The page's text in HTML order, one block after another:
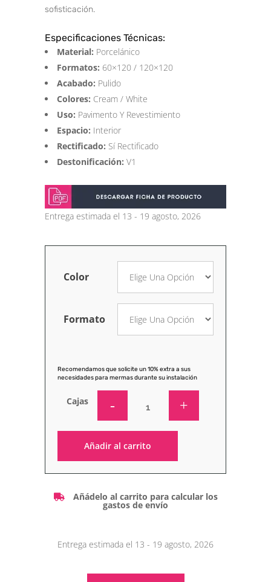
sofisticación.
Especificaciones Técnicas:
Material: Porcelánico
Formatos: 60×120 / 120×120
Acabado: Pulido
Colores: Cream / White
Uso: Pavimento Y Revestimiento
Espacio: Interior
Rectificado: Sí Rectificado
Destonificación: V1
Entrega estimada el 13 - 19 agosto, 2026
Color
Formato
Recomendamos que solicite un 10% extra a sus
necesidades para mermas durante su instalación
Cajas
Añadir al carrito
Añádelo al carrito para calcular los
gastos de envío
Entrega estimada el 13 - 19 agosto, 2026